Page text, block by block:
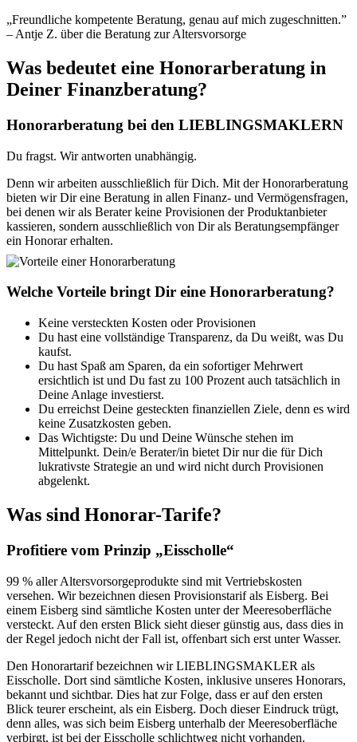
„Freundliche kompetente Beratung, genau auf mich zugeschnitten.”
– Antje Z. über die Beratung zur Altersvorsorge
Was bedeutet eine Honorarberatung in
Deiner Finanzberatung?
Honorarberatung bei den LIEBLINGSMAKLERN
Du fragst. Wir antworten unabhängig.
Denn wir arbeiten ausschließlich für Dich. Mit der Honorarberatung
bieten wir Dir eine Beratung in allen Finanz- und Vermögensfragen,
bei denen wir als Berater keine Provisionen der Produktanbieter
kassieren, sondern ausschließlich von Dir als Beratungsempfänger
ein Honorar erhalten.
Welche Vorteile bringt Dir eine Honorarberatung?
Keine versteckten Kosten oder Provisionen
Du hast eine vollständige Transparenz, da Du weißt, was Du
kaufst.
Du hast Spaß am Sparen, da ein sofortiger Mehrwert
ersichtlich ist und Du fast zu 100 Prozent auch tatsächlich in
Deine Anlage investierst.
Du erreichst Deine gesteckten finanziellen Ziele, denn es wird
keine Zusatzkosten geben.
Das Wichtigste: Du und Deine Wünsche stehen im
Mittelpunkt. Dein/e Berater/in bietet Dir nur die für Dich
lukrativste Strategie an und wird nicht durch Provisionen
abgelenkt.
Was sind Honorar-Tarife?
Profitiere vom Prinzip „Eisscholle“
99 % aller Altersvorsorgeprodukte sind mit Vertriebskosten
versehen. Wir bezeichnen diesen Provisionstarif als Eisberg. Bei
einem Eisberg sind sämtliche Kosten unter der Meeresoberfläche
versteckt. Auf den ersten Blick sieht dieser günstig aus, dass dies in
der Regel jedoch nicht der Fall ist, offenbart sich erst unter Wasser.
Den Honorartarif bezeichnen wir LIEBLINGSMAKLER als
Eisscholle. Dort sind sämtliche Kosten, inklusive unseres Honorars,
bekannt und sichtbar. Dies hat zur Folge, dass er auf den ersten
Blick teurer erscheint, als ein Eisberg. Doch dieser Eindruck trügt,
denn alles, was sich beim Eisberg unterhalb der Meeresoberfläche
verbirgt, ist bei der Eisscholle schlichtweg nicht vorhanden.